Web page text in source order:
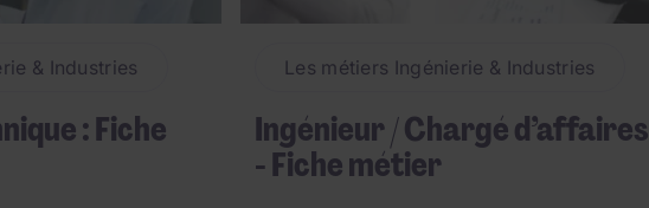
& Industries
: Fiche
Les métiers Ingénierie & Industries
Ingénieur / Chargé d’affaires
- Fiche métier